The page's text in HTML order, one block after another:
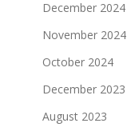
December 2024
November 2024
October 2024
December 2023
August 2023